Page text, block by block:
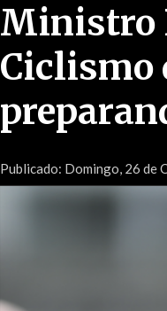
Ministro
Ciclismo
Publicado: Domingo, 26 de